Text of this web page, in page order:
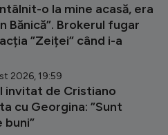
o la mine acasă, era
Bănică”. Brokerul fugar
”Zeiței” când i-a
2026, 19:59
invitat de Cristiano
cu Georgina: ”Sunt